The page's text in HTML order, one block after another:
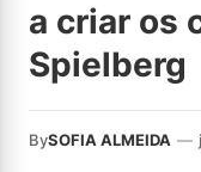
a criar os
Spielberg
BySOFIA ALMEIDA —